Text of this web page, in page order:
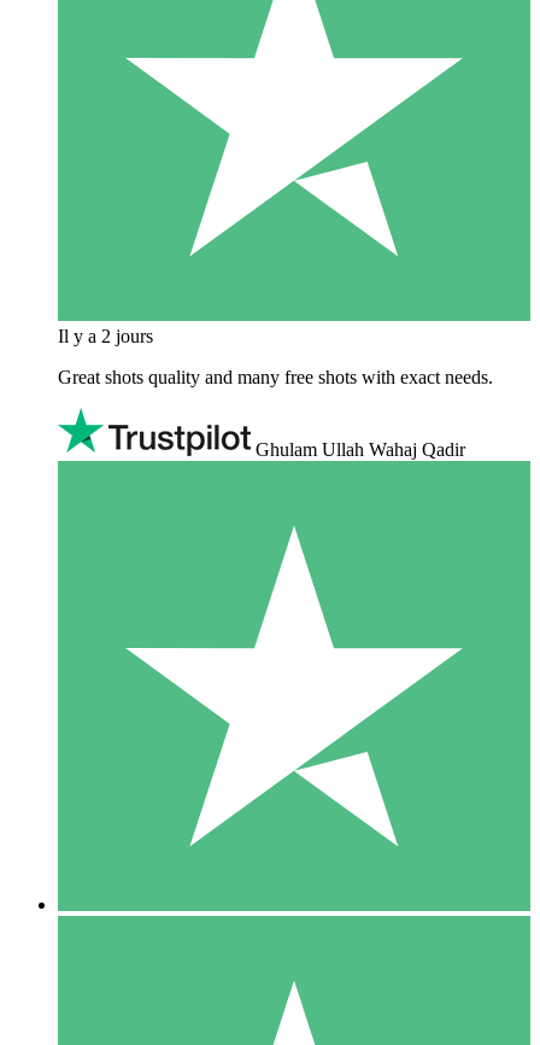
Il y a 2 jours
Great shots quality and many free shots with exact needs.
Ghulam Ullah Wahaj Qadir